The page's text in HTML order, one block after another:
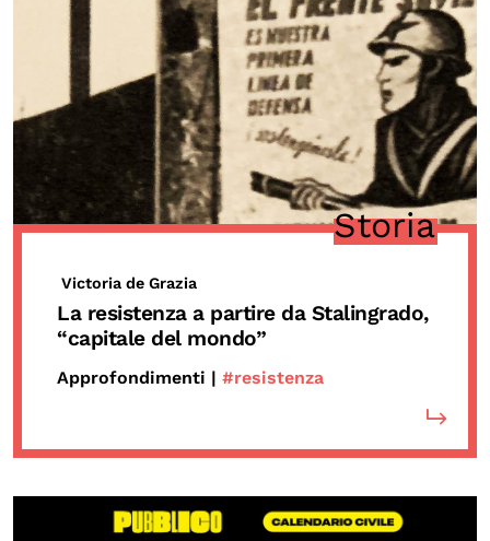
Storia
Victoria de Grazia
La resistenza a partire da Stalingrado,
“capitale del mondo”
Approfondimenti | #resistenza